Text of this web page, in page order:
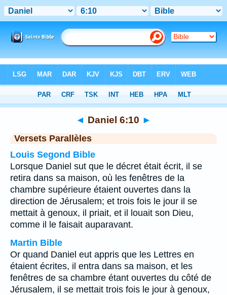
Chapitre 6> Verset 10
◄ Daniel 6:10 ►
Versets Parallèles
Louis Segond Bible
Lorsque Daniel sut que le décret était écrit, il se
retira dans sa maison, où les fenêtres de la
chambre supérieure étaient ouvertes dans la
direction de Jérusalem; et trois fois le jour il se
mettait à genoux, il priait, et il louait son Dieu,
comme il le faisait auparavant.
Martin Bible
Or quand Daniel eut appris que les Lettres en
étaient écrites, il entra dans sa maison, et les
fenêtres de sa chambre étant ouvertes du côté de
Jérusalem, il se mettait trois fois le jour à genoux,